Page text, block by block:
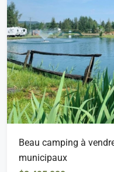
Beau camping à
municipaux